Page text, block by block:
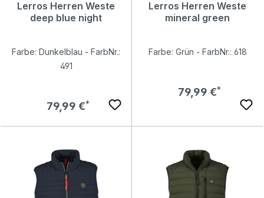
Lerros Herren Weste
deep blue night
Farbe: Dunkelblau - FarbNr.:
491
Regulärer Preis:
79,99 €
Lerros Herren Weste
mineral green
Farbe: Grün - FarbNr.: 618
Regulärer Preis:
79,99 €